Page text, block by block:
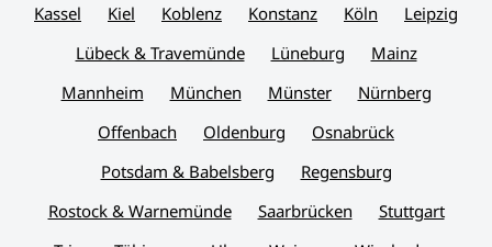
Kassel
Kiel Koblenz Konstanz Köln
Leipzig
Lübeck & Travemünde
Lüneburg
Mainz
Mannheim
München Münster
Nürnberg
Offenbach
Oldenburg
Osnabrück
Potsdam & Babelsberg
Regensburg
Rostock & Warnemünde
Saarbrücken
Stuttgart